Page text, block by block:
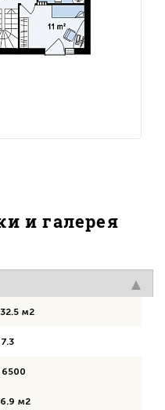
и галерея
м2
м2